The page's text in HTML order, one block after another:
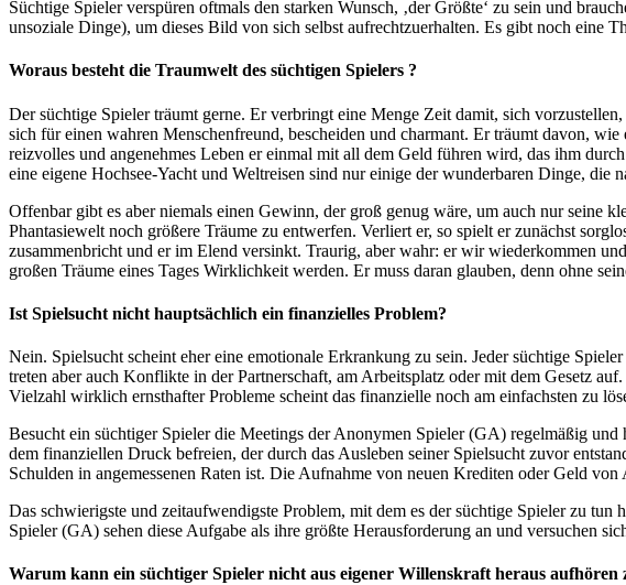
Süchtige Spieler verspüren oftmals den starken Wunsch, ‚der Größte‘ zu sein und
unsoziale Dinge), um dieses Bild von sich selbst aufrechtzuerhalten. Es gibt noch eine
Woraus besteht die Traumwelt des süchtigen Spielers ?
Der süchtige Spieler träumt gerne. Er verbringt eine Menge Zeit damit, sich
sich für einen wahren Menschenfreund, bescheiden und charmant. Er träumt davon,
reizvolles und angenehmes Leben er einmal mit all dem Geld führen wird, das ihm
eine eigene Hochsee-Yacht und Weltreisen sind nur einige der wunderbaren Dinge,
Offenbar gibt es aber niemals einen Gewinn, der groß genug wäre, um auch nur seine
Phantasiewelt noch größere Träume zu entwerfen. Verliert er, so spielt er zunächst
zusammenbricht und er im Elend versinkt. Traurig, aber wahr: er wir wiederkommen
großen Träume eines Tages Wirklichkeit werden. Er muss daran glauben, denn ohne
Ist Spielsucht nicht hauptsächlich ein finanzielles Problem?
Nein. Spielsucht scheint eher eine emotionale Erkrankung zu sein. Jeder süchtige
treten aber auch Konflikte in der Partnerschaft, am Arbeitsplatz oder mit dem Gesetz
Vielzahl wirklich ernsthafter Probleme scheint das finanzielle noch am einfachsten zu
Besucht ein süchtiger Spieler die Meetings der Anonymen Spieler (GA) regelmäßig
dem finanziellen Druck befreien, der durch das Ausleben seiner Spielsucht zuvor
Schulden in angemessenen Raten ist. Die Aufnahme von neuen Krediten oder Geld
Das schwierigste und zeitaufwendigste Problem, mit dem es der süchtige Spieler zu
Spieler (GA) sehen diese Aufgabe als ihre größte Herausforderung an und versuchen
Warum kann ein süchtiger Spieler nicht aus eigener Willenskraft heraus aufhören